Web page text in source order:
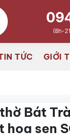
(8h-
TỨC GIỚI
Bát
hoa sen